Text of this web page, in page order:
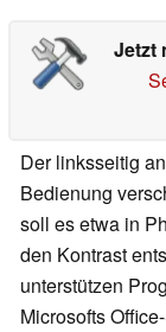
Jetzt
Der linksseitig
Bedienung
soll es etwa in
den Kontrast
unterstützen
Microsofts